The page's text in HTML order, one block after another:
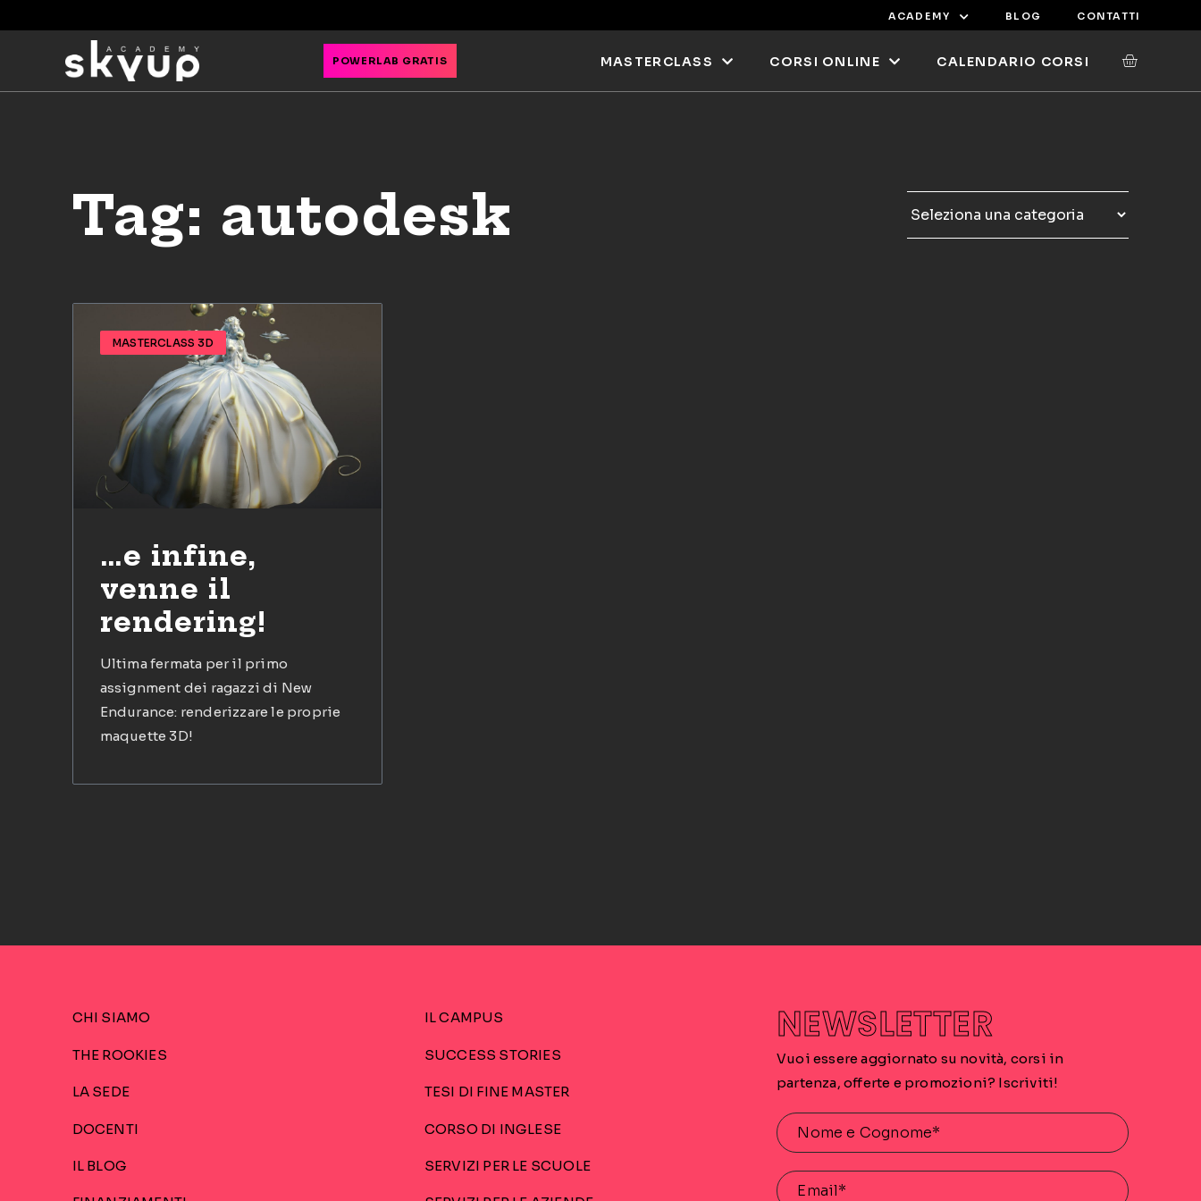
ACADEMY BLOG CONTATTI
POWERLAB GRATIS MASTERCLASS CORSI ONLINE CALENDARIO CORSI
Tag: autodesk
MASTERCLASS 3D
…e infine,
venne il
rendering!
Ultima fermata per il primo
assignment dei ragazzi di New
Endurance: renderizzare le proprie
maquette 3D!
CHI SIAMO
THE ROOKIES
LA SEDE
DOCENTI
IL BLOG
IL CAMPUS
SUCCESS STORIES
TESI DI FINE MASTER
CORSO DI INGLESE
SERVIZI PER LE SCUOLE
NEWSLETTER
Vuoi essere aggiornato su novità, corsi in
partenza, offerte e promozioni? Iscriviti!